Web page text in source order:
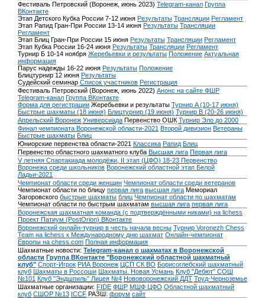
Фестиваль Петровский (Воронеж, июнь 2023) Telegram-канал Группа
ВКонтакте
Этап Детского Кубка России 7-12 июня Результаты Трансляции Регламент
Этап Рапид Гран-При России 13-14 июня Результаты Трансляции
Регламент
Этап Блиц Гран-При России 15 июня Результаты Трансляции Регламент
Этап Кубка России 16-24 июня Результаты Трансляции Регламент
Турнир Б 10-14 ноября Жеребьевки и результаты Положение Актуальная
информация
Парус надежды 16-22 июня Результаты Положение
Блицтурнир 12 июня Результаты
Судейский семинар Список участников Регистрация
Фестиваль Петровский (Воронеж, июнь 2022) Анонс на сайте ФШР
Telegram-канал Группа ВКонтакте
Форма для регистрации Жеребьевки и результаты Турнир A (10-17 июня)
Быстрые шахматы (18 июня) Блицтурнир (19 июня) Турнир B (20-26 июня)
Апрельский Воронеж Универсиада Первенство ОШК Турнир Эло до 2000
Финал чемпионата Воронежской области-2021 Второй дивизион Ветераны
Быстрые шахматы Блиц
Юниорские первенства области-2021 Классика Рапид Блиц
Первенство областного шахматного клуба Высшая лига Первая лига
V летняя Спартакиада молодёжи, II этап (ЦФО) 18-23 Первенство
Воронежа среди школьников Воронежский областной этап Белой
Ладьи-2021
Чемпионат области среди женщин Чемпионат области среди ветеранов
Чемпионат области по блицу первая лига высшая лига Мемориал
Загоровского быстрые шахматы блиц Чемпионат области по шахматам
Чемпионат области по быстрым шахматам высшая лига первая лига
Воронежская шахматная команда (с подтверждёнными никами) на lichess
Проект Патиум (PostOrion) ВКонтакте
Воронежский онлайн-турнир в честь начала весны Турнир Voronezh Chess
Team на lichess к Международному дню шахмат Онлайн-чемпионат
Европы на chess.com Полная информация
Шахматные новости: Telegram-канал о шахматах в Воронежской
области Группа ВКонтакте "Воронежский областной шахматный
клуб" Спорт-Игрок РИА Воронеж ЦСП СК ВО Борисоглебский шахматный
клуб Шахматы в Россоши Шахматы. Новая Усмань Клуб "Дебют" СОШ
№101 Клуб "Эндшпиль" Лицея №4 Нововоронежский ДДТ Труд-Черноземье
Шахматные организации: FIDE ФШР МШФ ЦФО Областной шахматный
клуб СШОР №13 ICCF РАЗШ: форум сайт